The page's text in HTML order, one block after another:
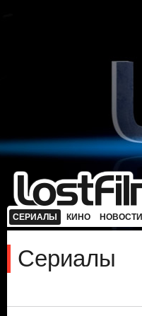
СЕРИАЛЫ КИНО НОВОСТИ
Сериалы